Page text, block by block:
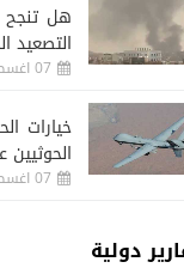
هل تنجح
التصعيد
07 اغسطس, 2026
خيارات
07 اغسطس, 2026
دولية